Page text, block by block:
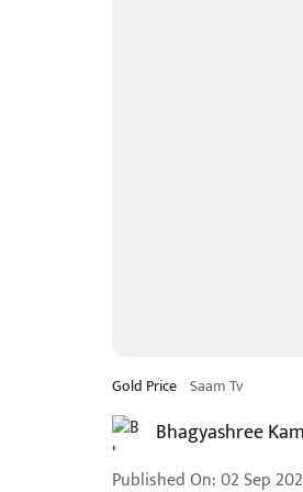
Gold Price Saam Tv
Bhagyashree
Published On:02 Sep